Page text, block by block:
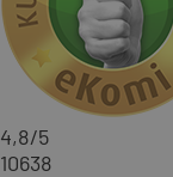
4,8/5
10638